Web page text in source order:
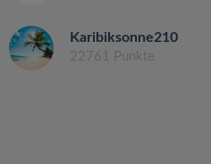
Karibiksonne210
22761 Punkte